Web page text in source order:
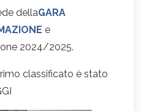
dellaGARA
e
2024/2025.
classificato è stato